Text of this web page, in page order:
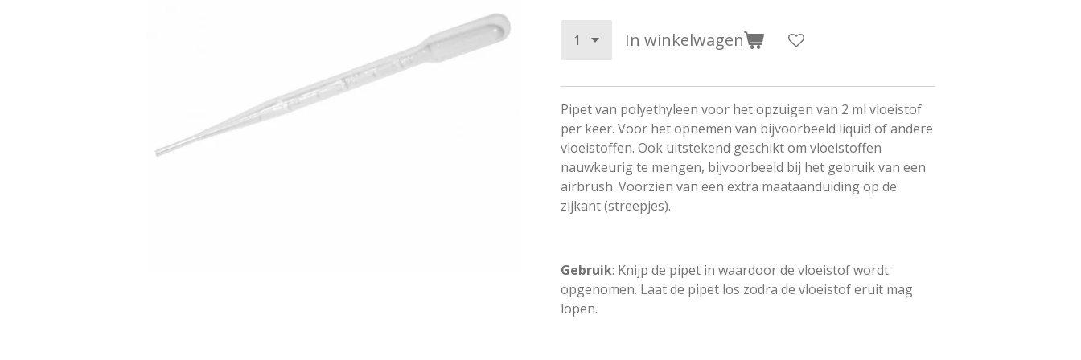
In winkelwagen
Pipet van polyethyleen voor het opzuigen van 2 ml vloeistof
per keer. Voor het opnemen van bijvoorbeeld liquid of andere
vloeistoffen. Ook uitstekend geschikt om vloeistoffen
nauwkeurig te mengen, bijvoorbeeld bij het gebruik van een
airbrush. Voorzien van een extra maataanduiding op de
zijkant (streepjes).
Gebruik: Knijp de pipet in waardoor de vloeistof wordt
opgenomen. Laat de pipet los zodra de vloeistof eruit mag
lopen.